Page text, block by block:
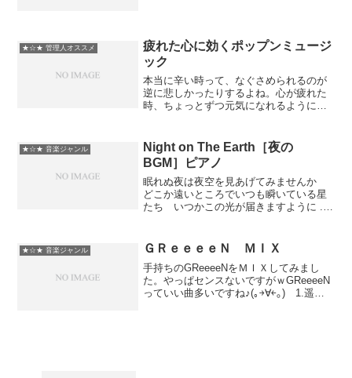
★☆★ 管理人オススメ
疲れた心に効くポップンミュージ
ック
本当に辛い時って、なぐさめられるのが
逆に悲しかったりするよね。心が疲れた
時、ちょっとずつ元気になれるように。
けまくってます。●癒し系のCDみたいの
とは全然違うと思います...
★☆★ 音楽ジャンル
Night on The Earth［夜の
BGM］ピアノ
眠れぬ夜は夜空を見あげてみませんか
どこか遠いところでいつも瞬いている星
たち いつかこの光が届きますように ...
BGMsol...
★☆★ 音楽ジャンル ＧＲｅｅｅｅＮ ＭＩＸ
手持ちのGReeeeNをＭＩＸしてみまし
た。やっぱセンスないですがｗGReeeeN
っていい曲多いですね♪(｡￫∀￩｡) 1.遥